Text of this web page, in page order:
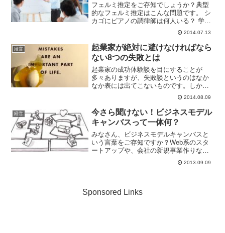
フェルミ推定をご存知でしょうか？典型
的なフェルミ推定はこんな問題です。 シ
カゴにピアノの調律師は何人いる？ 学校
の校庭には何枚葉っぱがある？ ぴったり
くっつけば教室に何人入る？ 頭には何本
の毛が生えている？外資系コンサルなど
の面接にも使われ...
2014.07.13
経営
起業家が絶対に避けなければなら
ない8つの失敗とは
起業家の成功体験談を目にすることが
多々ありますが、失敗談というのはなか
なか表には出てこないものです。しか
し、そんな失敗談からこそ、たくさんの
ことを学ぶことができます。成功するた
めに何をすればいいかは人それぞれで異
なりますが、これをやると絶対...
2014.08.09
経営
今さら聞けない！ビジネスモデル
キャンバスって一体何？
みなさん、ビジネスモデルキャンバスと
いう言葉をご存知ですか？Web系のスタ
ートアップや、会社の新規事業作りなど
で使われるビジネスモデルキャンバスに
ついてご紹介します。ビジネスモデルっ
2013.09.09
Sponsored Links